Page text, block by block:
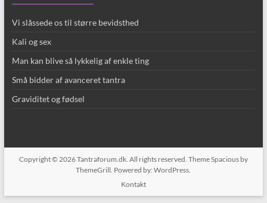
Vi slåssede os til større bevidsthed
Kali og sex
Man kan blive så lykkelig af enkle ting
Små bidder af avanceret tantra
Graviditet og fødsel
Copyright © 2026Tantraforum.dk. All rights reserved. ThemeSpaciousby
ThemeGrill. Powered by:WordPress.
Kontakt